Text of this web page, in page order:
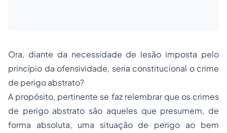
Ora, diante da necessidade de lesão imposta pelo
princípio da ofensividade, seria constitucional o crime
de perigo abstrato?
A propósito, pertinente se faz relembrar que os crimes
de perigo abstrato são aqueles que presumem, de
forma absoluta, uma situação de perigo ao bem